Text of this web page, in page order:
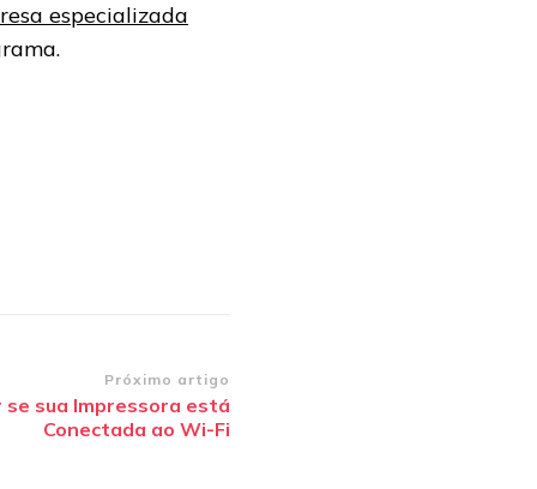
especializada
Próximo artigo
se sua Impressora está
Conectada ao Wi-Fi